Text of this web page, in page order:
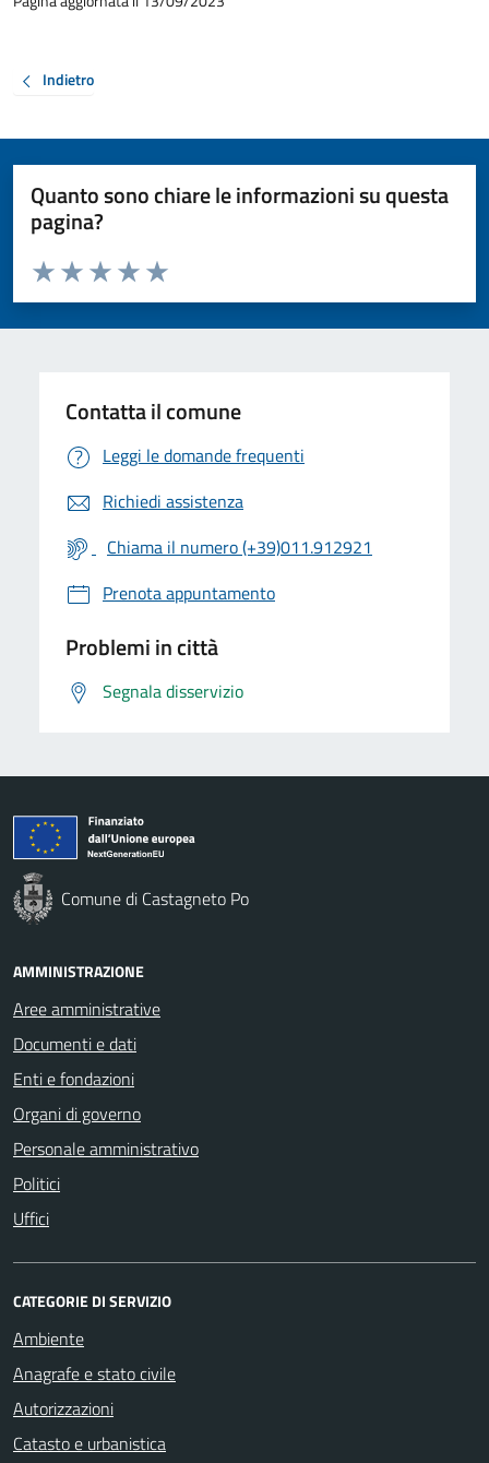
Indietro
Quanto sono chiare le informazioni su questa
pagina?
Valuta da 1 a 5 stelle la pagina
Valuta 5 stelle su 5
Valuta 4 stelle su 5
Valuta 3 stelle su 5
Valuta 2 stelle su 5
Valuta 1 stelle su 5
Contatta il comune
Leggi le domande frequenti
Richiedi assistenza
Chiama il numero (+39)011.912921
Prenota appuntamento
Problemi in città
Segnala disservizio
Comune di Castagneto Po
AMMINISTRAZIONE
Aree amministrative
Documenti e dati
Enti e fondazioni
Organi di governo
Personale amministrativo
Politici
Uffici
CATEGORIE DI SERVIZIO
Ambiente
Anagrafe e stato civile
Autorizzazioni
Catasto e urbanistica